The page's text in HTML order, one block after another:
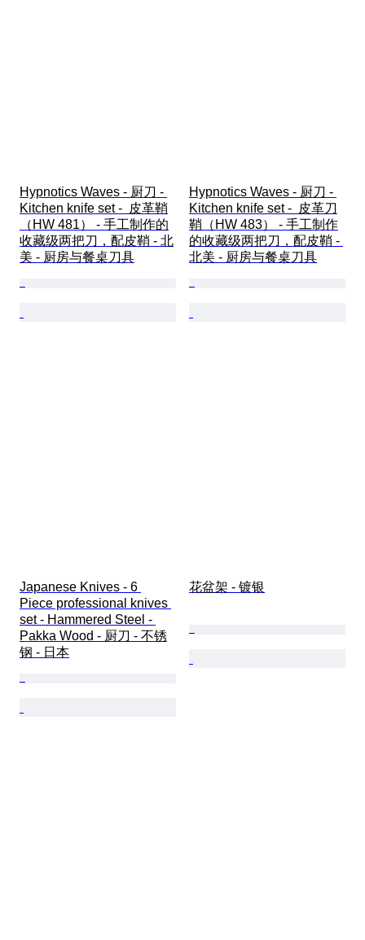
Hypnotics Waves - 厨刀 -
Kitchen knife set -  皮革鞘
（HW 481） - 手工制作的
收藏级两把刀，配皮鞘 - 北
美 - 厨房与餐桌刀具
Hypnotics Waves - 厨刀 -
Kitchen knife set -  皮革刀
鞘（HW 483） - 手工制作
的收藏级两把刀，配皮鞘 -
北美 - 厨房与餐桌刀具
Japanese Knives - 6
Piece professional knives
set - Hammered Steel -
Pakka Wood - 厨刀 - 不锈
钢 - 日本
花盆架 - 镀银